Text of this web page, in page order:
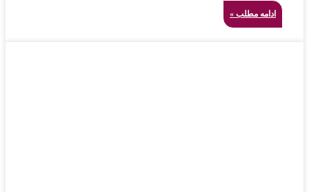
ادامه مطلب »